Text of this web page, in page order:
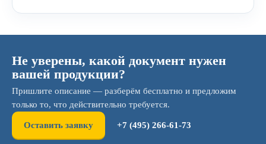
Не уверены, какой документ нужен
вашей продукции?
Пришлите описание — разберём бесплатно и предложим
только то, что действительно требуется.
Оставить заявку +7 (495) 266-61-73